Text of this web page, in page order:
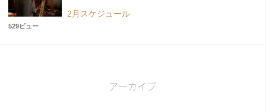
2月スケジュール
529ビュー
アーカイブ